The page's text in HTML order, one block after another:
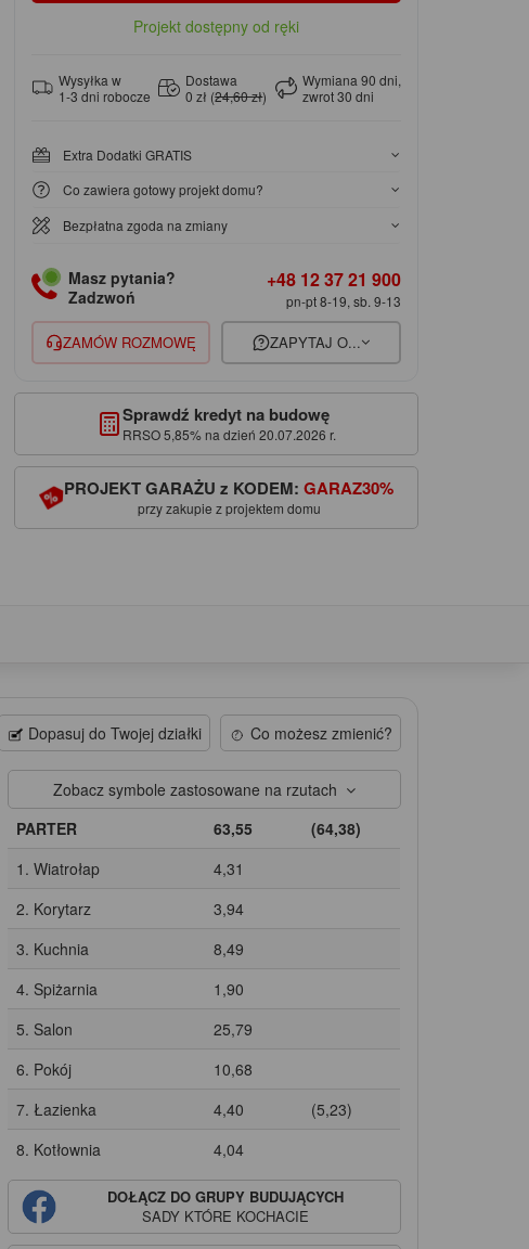
Projekt dostępny od ręki
Wysyłka w
1-3 dni robocze
Dostawa
0 zł (24,60 zł)
Wymiana 90 dni,
zwrot 30 dni
Extra Dodatki GRATIS
Co zawiera gotowy projekt domu?
Bezpłatna zgoda na zmiany
Masz pytania?
Zadzwoń
+48 12 37 21 900
pn-pt 8-19, sb. 9-13
ZAMÓW ROZMOWĘ ZAPYTAJ O...
Sprawdź kredyt na budowę
RRSO 5,85% na dzień 20.07.2026 r.
PROJEKT GARAŻU z KODEM:GARAZ30%
przy zakupie z projektem domu
Dopasuj do Twojej działki Co możesz zmienić?
Zobacz symbole zastosowane na rzutach
PARTER
63,55
(64,38)
1. Wiatrołap
4,31
2. Korytarz
3,94
3. Kuchnia
8,49
4. Spiżarnia
1,90
5. Salon
25,79
6. Pokój
10,68
7. Łazienka
4,40
(5,23)
8. Kotłownia
4,04
DOŁĄCZ DO GRUPY BUDUJĄCYCH
SADYKTÓRE KOCHACIE